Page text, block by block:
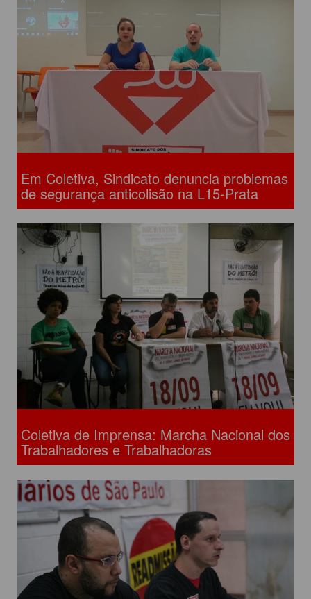
Em Coletiva, Sindicato denuncia problemas
de segurança anticolisão na L15-Prata
Coletiva de Imprensa: Marcha Nacional dos
Trabalhadores e Trabalhadoras